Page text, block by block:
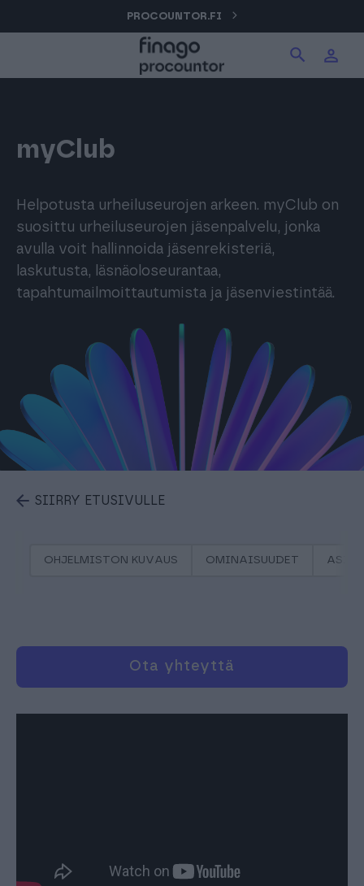
sisältöön
PROCOUNTOR.FI
myClub
Helpotusta urheiluseurojen arkeen. myClub on
suosittu urheiluseurojen jäsenpalvelu, jonka
avulla voit hallinnoida jäsenrekisteriä,
laskutusta, läsnäoloseurantaa,
tapahtumailmoittautumista ja jäsenviestintää.
SIIRRY ETUSIVULLE
OHJELMISTON KUVAUS OMINAISUUDET
Ota yhteyttä
Solo
Sopimuskone
Allekirjoitus